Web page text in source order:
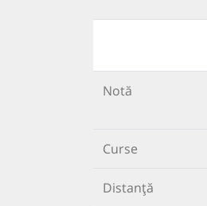
Notă
Curse
Distanță